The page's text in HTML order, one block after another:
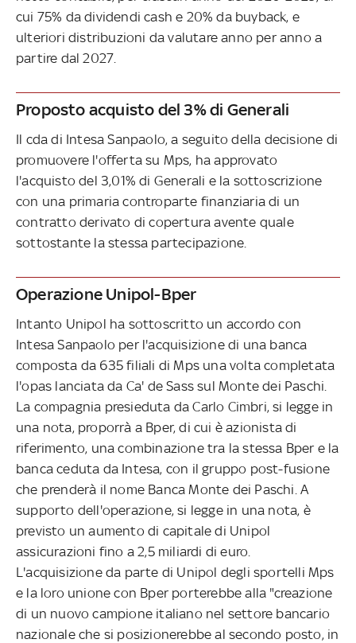
cui 75% da dividendi cash e 20% da buyback, e
ulteriori distribuzioni da valutare anno per anno a
partire dal 2027.
Proposto acquisto del 3% di Generali
Il cda di Intesa Sanpaolo, a seguito della decisione di
promuovere l'offerta su Mps, ha approvato
l'acquisto del 3,01% di Generali e la sottoscrizione
con una primaria controparte finanziaria di un
contratto derivato di copertura avente quale
sottostante la stessa partecipazione.
Operazione Unipol-Bper
Intanto Unipol ha sottoscritto un accordo con
Intesa Sanpaolo per l'acquisizione di una banca
composta da 635 filiali di Mps una volta completata
l'opas lanciata da Ca' de Sass sul Monte dei Paschi.
La compagnia presieduta da Carlo Cimbri, si legge in
una nota, proporrà a Bper, di cui è azionista di
riferimento, una combinazione tra la stessa Bper e la
banca ceduta da Intesa, con il gruppo post-fusione
che prenderà il nome Banca Monte dei Paschi. A
supporto dell'operazione, si legge in una nota, è
previsto un aumento di capitale di Unipol
assicurazioni fino a 2,5 miliardi di euro.
L'acquisizione da parte di Unipol degli sportelli Mps
e la loro unione con Bper porterebbe alla "creazione
di un nuovo campione italiano nel settore bancario
nazionale che si posizionerebbe al secondo posto, in